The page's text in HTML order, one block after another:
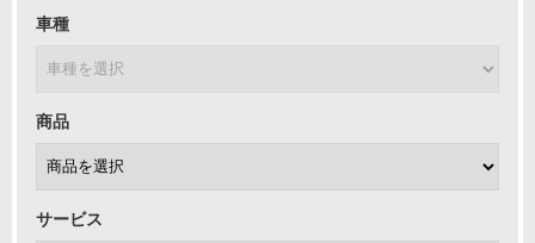
車種
商品
サービス